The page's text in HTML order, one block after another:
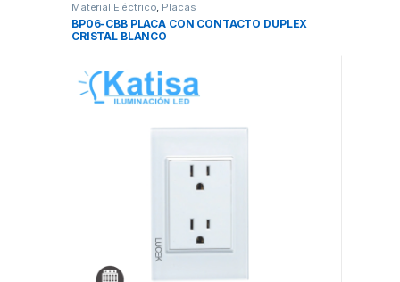
Material Eléctrico, Placas
BP06-CBB PLACA CON CONTACTO DUPLEX
CRISTAL BLANCO